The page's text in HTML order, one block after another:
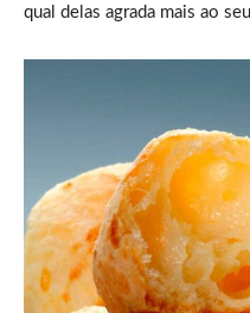
qual delas agrada mais ao